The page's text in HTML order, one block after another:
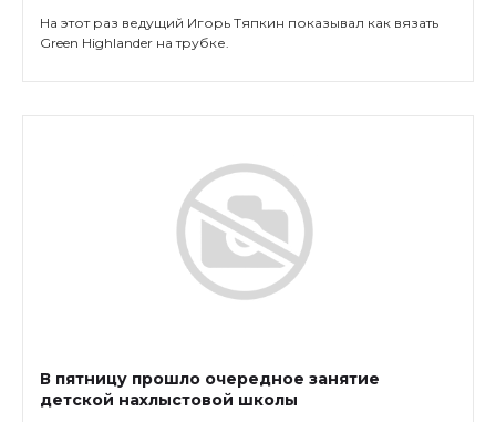
На этот раз ведущий Игорь Тяпкин показывал как вязать
Green Highlander на трубке.
В пятницу прошло очередное занятие
детской нахлыстовой школы